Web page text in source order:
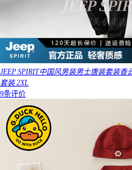
JEEP SPIRIT中国风男装男士唐装套装
套装 2XL
9条评价